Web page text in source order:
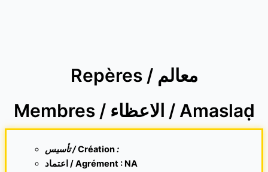
Repères / معالم
Membres / الاعظاء / Amaslaḍ
تأسيس /Création:
اعتماد / Agrément : NA